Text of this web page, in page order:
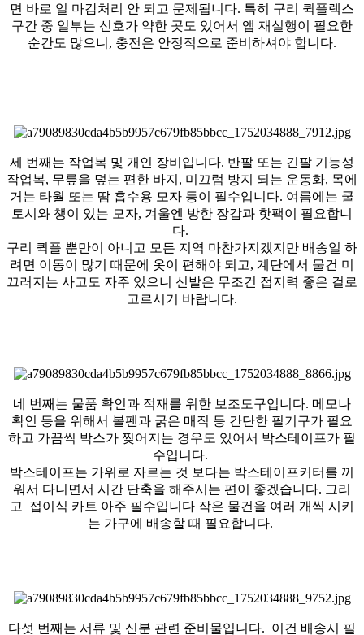
면 바로 일 마감처리 안 되고 문제됩니다. 특히 구리 퀵플렉스
구간 중 일부는 신호가 약한 곳도 있어서 앱 재실행이 필요한
순간도 많으니, 충전은 안정적으로 준비하셔야 합니다.
세 번째는 작업복 및 개인 장비입니다. 반팔 또는 긴팔 기능성
작업복, 무릎을 덮는 편한 바지, 미끄럼 방지 되는 운동화, 목에
거는 타월 또는 땀 흡수용 모자 등이 필수입니다. 여름에는 쿨
토시와 챙이 있는 모자, 겨울엔 방한 장갑과 핫팩이 필요합니
다.
구리 퀵플 뿐만이 아니고 모든 지역 마찬가지겠지만 배송일 하
려면 이동이 많기 때문에 옷이 편해야 되고, 계단에서 물건 미
끄러지는 사고도 자주 있으니 신발은 무조건 접지력 좋은 걸로
고르시기 바랍니다.
네 번째는 물품 확인과 적재를 위한 보조도구입니다. 메모나
확인 등을 위해서 볼펜과 굵은 매직 등 간단한 필기구가 필요
하고 가끔씩 박스가 찢어지는 경우도 있어서 박스테이프가 필
수입니다.
박스테이프는 가위로 자르는 것 보다는 박스테이프커터를 끼
워서 다니면서 시간 단축을 해주시는 편이 좋겠습니다. 그리
고 접이식 카트 아주 필수입니다 작은 물건을 여러 개씩 시키
는 가구에 배송할 때 필요합니다.
다섯 번째는 서류 및 신분 관련 준비물입니다. 이건 배송시 필